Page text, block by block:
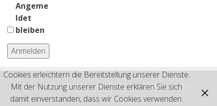
Angeme
ldet
bleiben
Anmelden
Stolz präsentiert vonWordPress |Theme:Master
Blog
Cookies erleichtern die Bereitstellung unserer Dienste.
Mit der Nutzung unserer Dienste erklären Sie sich
damit einverstanden, dass wir Cookies verwenden.